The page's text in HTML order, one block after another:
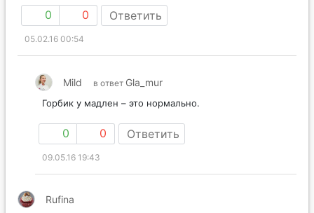
0 0 Ответить
05.02.16 00:54
Mild в ответ Gla_mur
Горбик у мадлен – это нормально.
0 0 Ответить
09.05.16 19:43
Rufina